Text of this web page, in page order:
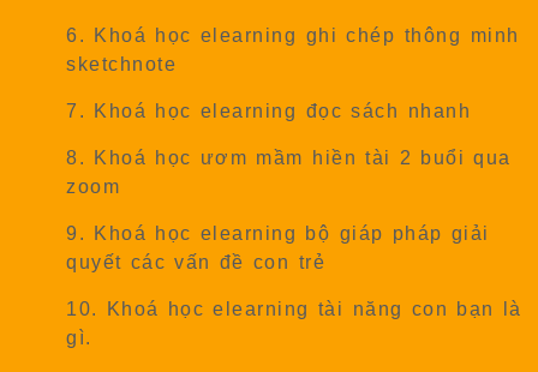
6. Khoá học elearning ghi chép thông minh
sketchnote
7. Khoá học elearning đọc sách nhanh
8. Khoá học ươm mầm hiền tài 2 buổi qua
zoom
9. Khoá học elearning bộ giáp pháp giải
quyết các vấn đề con trẻ
10. Khoá học elearning tài năng con bạn là
gì.